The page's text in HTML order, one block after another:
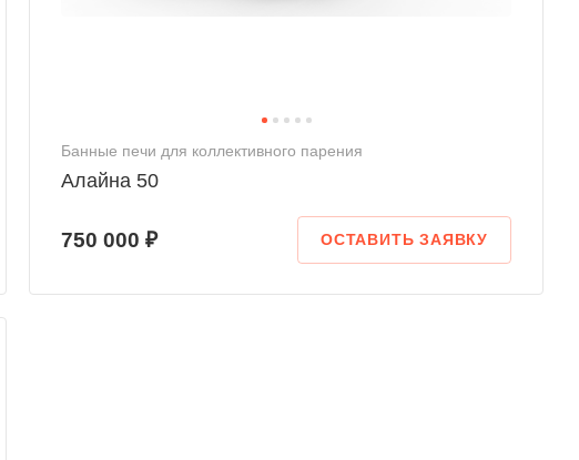
Банные печи для коллективного парения
Алайна 50
750 000 ₽ ОСТАВИТЬ ЗАЯВКУ